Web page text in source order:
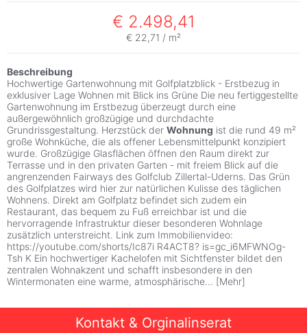
€ 2.498,41
€ 22,71 / m²
Beschreibung
Hochwertige Gartenwohnung mit Golfplatzblick - Erstbezug in
exklusiver Lage Wohnen mit Blick ins Grüne Die neu fertiggestellte
Gartenwohnung im Erstbezug überzeugt durch eine
außergewöhnlich großzügige und durchdachte
Grundrissgestaltung. Herzstück der Wohnung ist die rund 49 m²
große Wohnküche, die als offener Lebensmittelpunkt konzipiert
wurde. Großzügige Glasflächen öffnen den Raum direkt zur
Terrasse und in den privaten Garten - mit freiem Blick auf die
angrenzenden Fairways des Golfclub Zillertal-Uderns. Das Grün
des Golfplatzes wird hier zur natürlichen Kulisse des täglichen
Wohnens. Direkt am Golfplatz befindet sich zudem ein
Restaurant, das bequem zu Fuß erreichbar ist und die
hervorragende Infrastruktur dieser besonderen Wohnlage
zusätzlich unterstreicht. Link zum Immobilienvideo:
https://youtube.com/shorts/Ic87i R4ACT8? is=gc_i6MFWNOg-
Tsh K Ein hochwertiger Kachelofen mit Sichtfenster bildet den
zentralen Wohnakzent und schafft insbesondere in den
Wintermonaten eine warme, atmosphärische... [Mehr]
Kontakt & Orginalinserat